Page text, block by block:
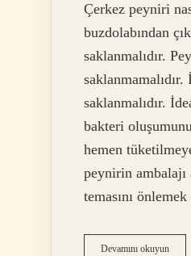
Çerkez peyniri
buzdolabından
saklanmalıdır.
saklanmalıdır.
bakteri
hemen
peynirin ambalajı
temasını
Devamını okuyunIsli